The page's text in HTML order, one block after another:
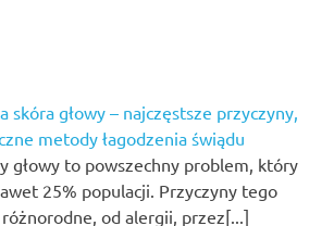
skóra głowy – najczęstsze przyczyny,
metody łagodzenia świądu
głowy to powszechny problem, który
25% populacji. Przyczyny tego
od alergii, przez[...]